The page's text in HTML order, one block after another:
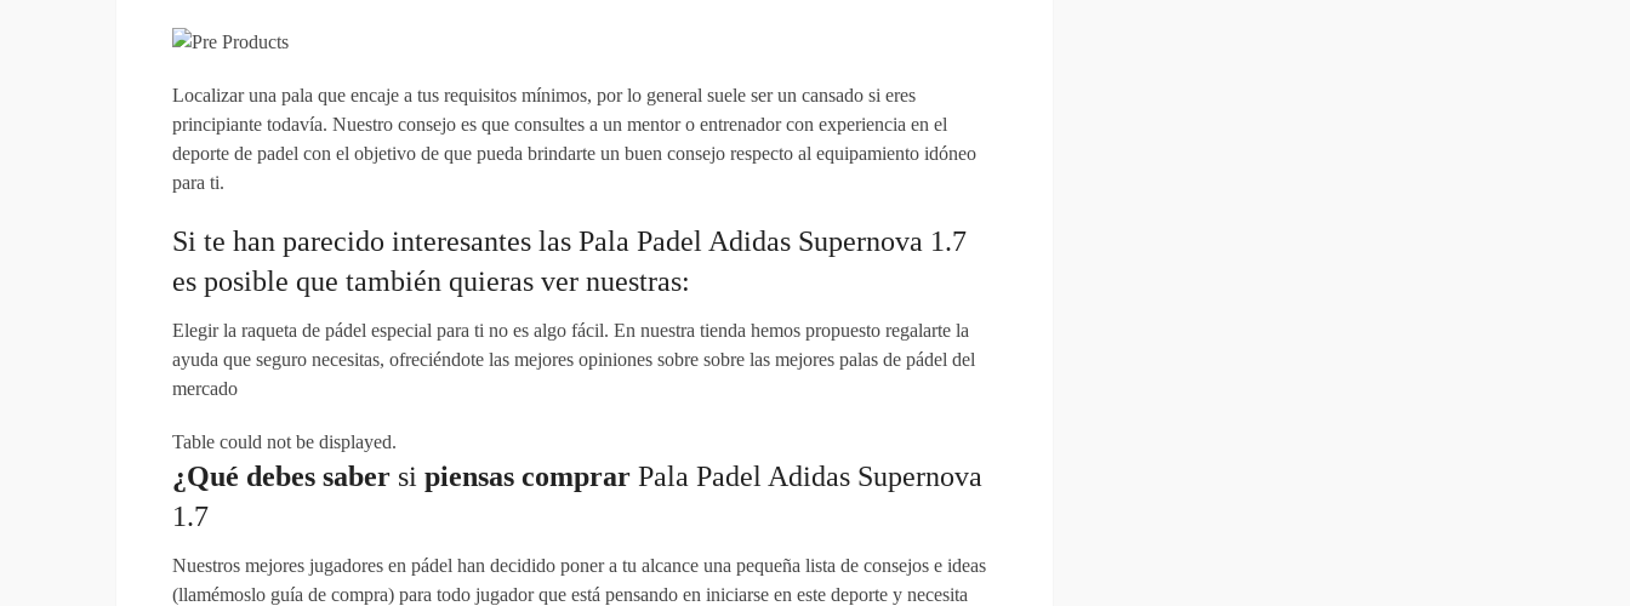
Localizar una pala que encaje a tus requisitos mínimos, por lo general suele ser un cansado si eres
principiante todavía. Nuestro consejo es que consultes a un mentor o entrenador con experiencia en el
deporte de padel con el objetivo de que pueda brindarte un buen consejo respecto al equipamiento idóneo
para ti.
Si te han parecido interesantes las Pala Padel Adidas Supernova 1.7
es posible que también quieras ver nuestras:
Elegir la raqueta de pádel especial para ti no es algo fácil. En nuestra tienda hemos propuesto regalarte la
ayuda que seguro necesitas, ofreciéndote las mejores opiniones sobre sobre las mejores palas de pádel del
mercado
Table could not be displayed.
¿Qué debes saber si piensas comprar Pala Padel Adidas Supernova
1.7
Nuestros mejores jugadores en pádel han decidido poner a tu alcance una pequeña lista de consejos e ideas
(llamémoslo guía de compra) para todo jugador que está pensando en iniciarse en este deporte y necesita